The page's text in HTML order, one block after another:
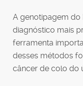
A genotipagem do
diagnóstico mais
ferramenta
desses métodos
câncer de colo do